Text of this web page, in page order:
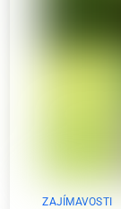
ZAJÍMAVOSTI